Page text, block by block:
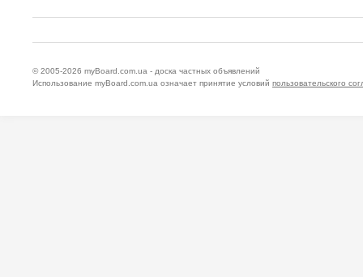
© 2005-2026 myBoard.com.ua - доска частных объявлений
Использование myBoard.com.ua означает принятие условий пользовательского